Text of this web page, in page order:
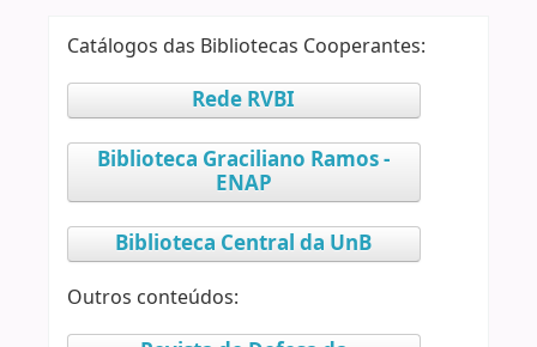
Catálogos das Bibliotecas Cooperantes:
Rede RVBI
Biblioteca Graciliano Ramos -
ENAP
Biblioteca Central da UnB
Outros conteúdos: